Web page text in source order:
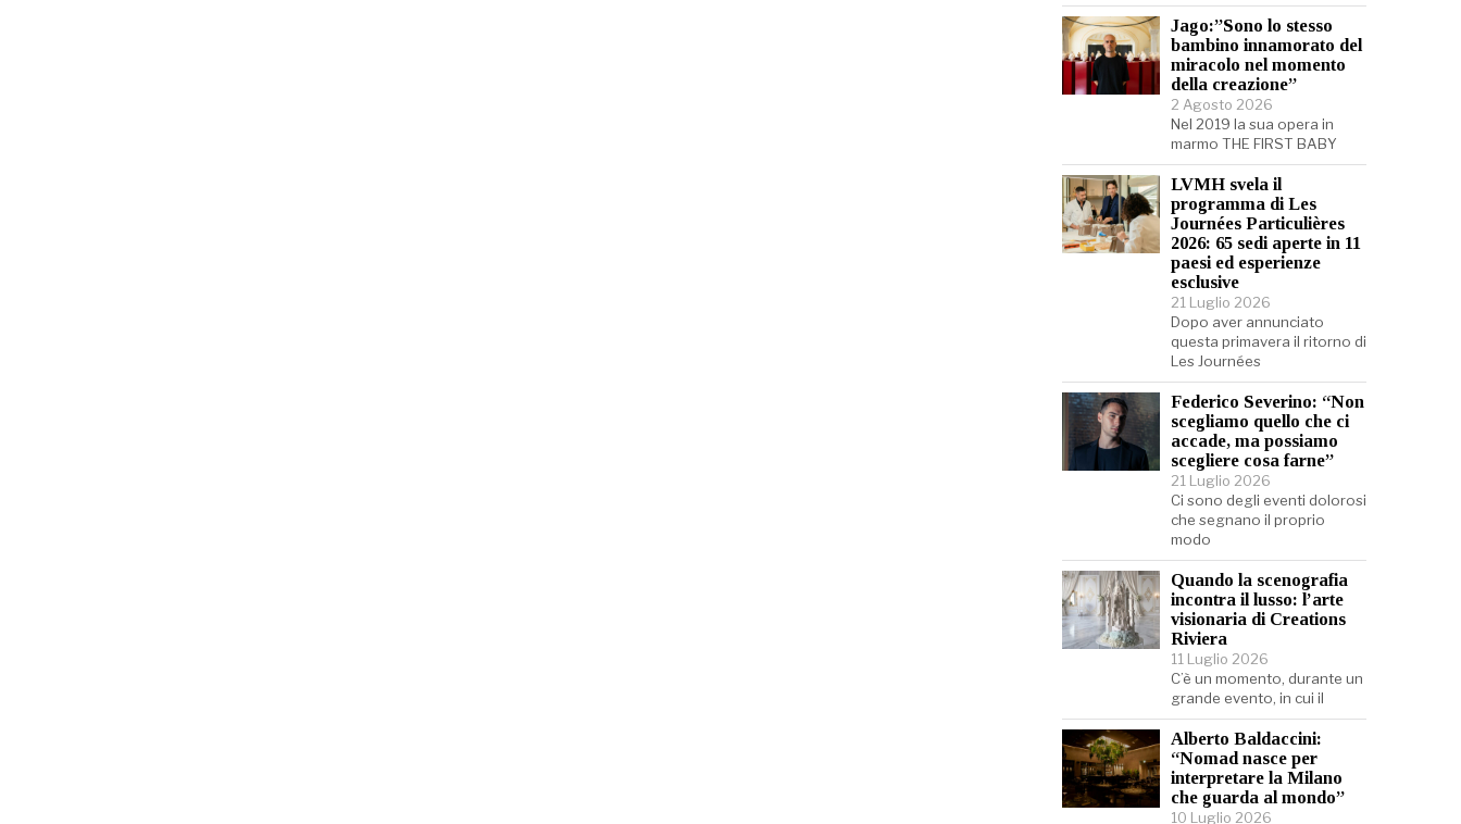
Jago:”Sono lo stesso
bambino innamorato del
miracolo nel momento
della creazione”
2 Agosto 2026
Nel 2019 la sua opera in
marmo THE FIRST BABY
LVMH svela il
programma di Les
Journées Particulières
2026: 65 sedi aperte in 11
paesi ed esperienze
esclusive
21 Luglio 2026
Dopo aver annunciato
questa primavera il ritorno di
Les Journées
Federico Severino: “Non
scegliamo quello che ci
accade, ma possiamo
scegliere cosa farne”
21 Luglio 2026
Ci sono degli eventi dolorosi
che segnano il proprio
modo
Quando la scenografia
incontra il lusso: l’arte
visionaria di Creations
Riviera
11 Luglio 2026
C’è un momento, durante un
grande evento, in cui il
Alberto Baldaccini:
“Nomad nasce per
interpretare la Milano
che guarda al mondo”
10 Luglio 2026